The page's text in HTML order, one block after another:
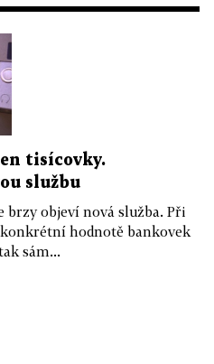
tisícovky.
službu
brzy objeví nová služba. Při
hodnotě bankovek
sám...